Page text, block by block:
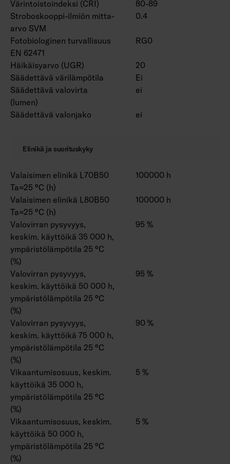
Värintoistoindeksi (CRI)
80-89
Stroboskooppi-ilmiön mitta-
arvo SVM
0.4
Fotobiologinen turvallisuus
EN 62471
RG0
Häikäisyarvo (UGR)
20
Säädettävä värilämpötila
Ei
Säädettävä valovirta
(lumen)
ei
Säädettävä valonjako ei
Elinikä ja suorituskyky
Valaisimen elinikä L70B50
Ta=25 °C (h)
100000 h
Valaisimen elinikä L80B50
Ta=25 °C (h)
100000 h
Valovirran pysyvyys,
keskim. käyttöikä 35 000 h,
ympäristölämpötila 25 °C
(%)
95 %
Valovirran pysyvyys,
keskim. käyttöikä 50 000 h,
ympäristölämpötila 25 °C
(%)
95 %
Valovirran pysyvyys,
keskim. käyttöikä 75 000 h,
ympäristölämpötila 25 °C
(%)
90 %
Vikaantumisosuus, keskim.
käyttöikä 35 000 h,
ympäristölämpötila 25 °C
(%)
5 %
Vikaantumisosuus, keskim.
käyttöikä 50 000 h,
ympäristölämpötila 25 °C
(%)
5 %